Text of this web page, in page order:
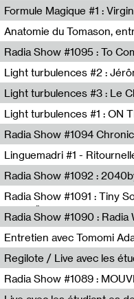
Formule Magique #1 :
Nathalie Lacroix,Virginie
Loraine Baud,Sylvain
Usmaradio
Lutèce Lockness
Jérôme Game,Jean-
Reboot.fm
Linguemadri #1 -
Meris Angioletti
Radia Show #1092 :
Diffusion FM
Radia Show #1091 : Tiny
Radio Študent
Wave Farm
Entretien avec Tomomi
Tomomi Adachi,Loraine
Radio Panik